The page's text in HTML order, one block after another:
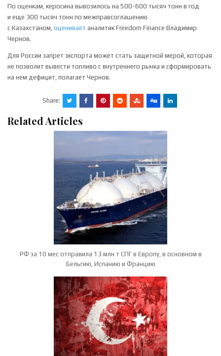
По оценкам, керосина вывозилось на 500-600 тысяч тонн в год
и еще 300 тысяч тонн по межправсоглашению
с Казахстаном, оценивает аналитик Freedom Finance Владимир
Чернов.
Для России запрет экспорта может стать защитной мерой, которая
не позволит вывести топливо с внутреннего рынка и сформировать
на нем дефицит, полагает Чернов.
Share:
Related Articles
РФ за 10 мес отправила 13 млн т СПГ в Европу, в основном в
Бельгию, Испанию и Францию